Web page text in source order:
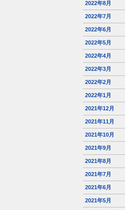
2022年8月
2022年7月
2022年6月
2022年5月
2022年4月
2022年3月
2022年2月
2022年1月
2021年12月
2021年11月
2021年10月
2021年9月
2021年8月
2021年7月
2021年6月
2021年5月